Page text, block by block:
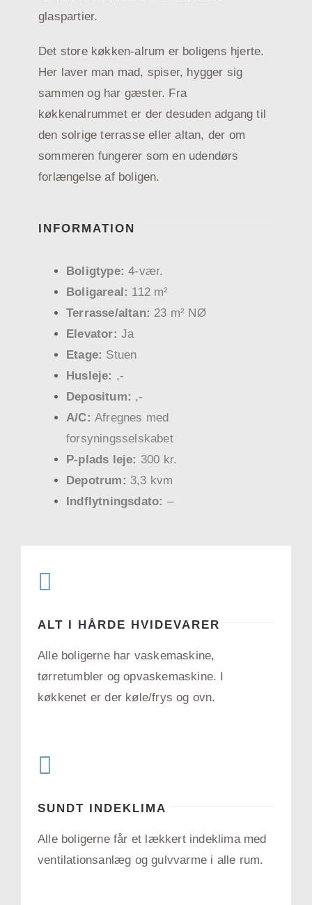
glaspartier.
Det store køkken-alrum er boligens hjerte.
Her laver man mad, spiser, hygger sig
sammen og har gæster. Fra
køkkenalrummet er der desuden adgang til
den solrige terrasse eller altan, der om
sommeren fungerer som en udendørs
forlængelse af boligen.
INFORMATION
Boligtype: 4-vær.
Boligareal: 112 m²
Terrasse/altan: 23 m² NØ
Elevator: Ja
Etage: Stuen
Husleje: ,-
Depositum: ,-
A/C: Afregnes med
forsyningsselskabet
P-plads leje: 300 kr.
Depotrum: 3,3 kvm
Indflytningsdato: –
ALT I HÅRDE HVIDEVARER
Alle boligerne har vaskemaskine,
tørretumbler og opvaskemaskine. I
køkkenet er der køle/frys og ovn.
SUNDT INDEKLIMA
Alle boligerne får et lækkert indeklima med
ventilationsanlæg og gulvvarme i alle rum.